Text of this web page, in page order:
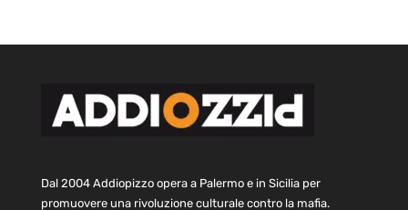
Dal 2004 Addiopizzo opera a Palermo e in Sicilia per
promuovere una rivoluzione culturale contro la mafia.